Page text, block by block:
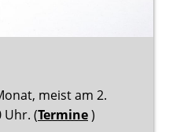
meist am 2.
Uhr. (Termine)